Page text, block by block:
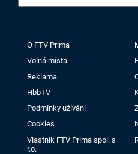
O FTV Prima
Volná místa
Reklama
HbbTV
Podmínky užívání
Cookies
Vlastník FTV Prima spol. s
r.o.